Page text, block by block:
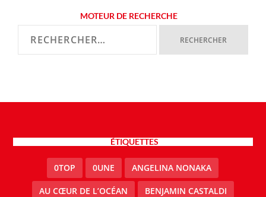
MOTEUR DE RECHERCHE
ÉTIQUETTES
0TOP 0UNE ANGELINA NONAKA
AU CŒUR DE L’OCÉAN BENJAMIN CASTALDI